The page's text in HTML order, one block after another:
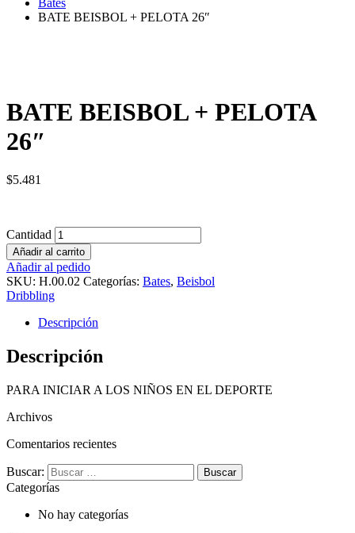
Bates
BATE BEISBOL + PELOTA 26″
BATE BEISBOL + PELOTA
26″
$5.481
Cantidad
Añadir al carrito
Añadir al pedido
SKU: H.00.02 Categorías: Bates, Beisbol
Dribbling
Descripción
Descripción
PARA INICIAR A LOS NIÑOS EN EL DEPORTE
Archivos
Comentarios recientes
Buscar:
Categorías
No hay categorías